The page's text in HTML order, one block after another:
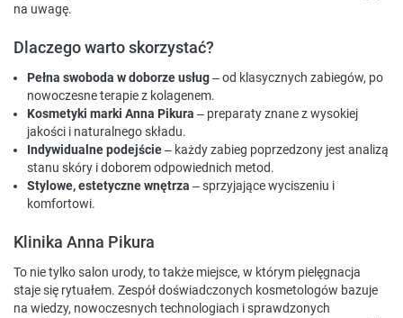
na uwagę.
Dlaczego warto skorzystać?
Pełna swoboda w doborze usług– od klasycznych zabiegów, po
nowoczesne terapie z kolagenem.
Kosmetyki marki Anna Pikura – preparaty znane z wysokiej
jakości i naturalnego składu.
Indywidualne podejście– każdy zabieg poprzedzony jest analizą
stanu skóry i doborem odpowiednich metod.
Stylowe, estetyczne wnętrza – sprzyjające wyciszeniu i
komfortowi.
Klinika Anna Pikura
To nie tylko salon urody, to także miejsce, w którym pielęgnacja
staje się rytuałem. Zespół doświadczonych kosmetologów bazuje
na wiedzy, nowoczesnych technologiach i sprawdzonych